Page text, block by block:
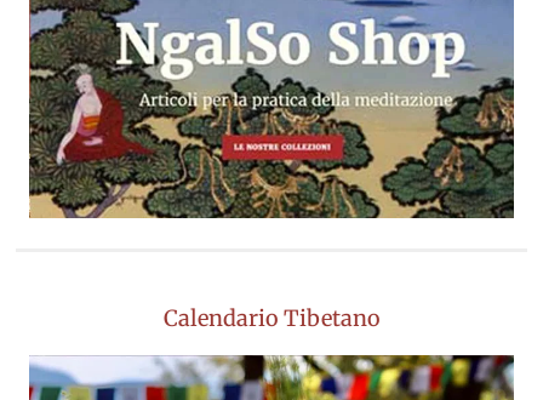
Calendario Tibetano